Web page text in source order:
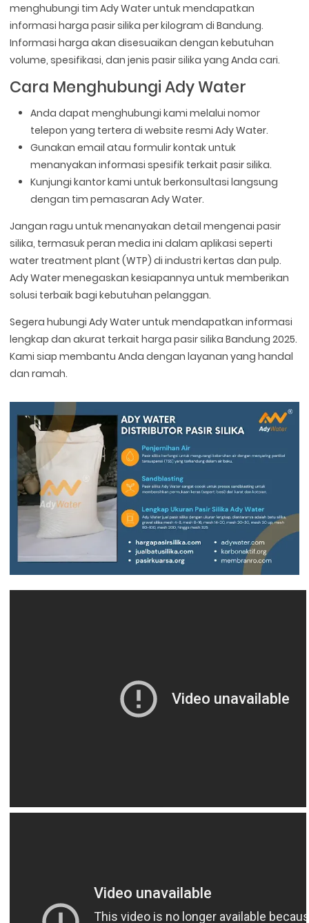
menghubungi tim Ady Water untuk mendapatkan
informasi harga pasir silika per kilogram di Bandung.
Informasi harga akan disesuaikan dengan kebutuhan
volume, spesifikasi, dan jenis pasir silika yang Anda cari.
Cara Menghubungi Ady Water
Anda dapat menghubungi kami melalui nomor
telepon yang tertera di website resmi Ady Water.
Gunakan email atau formulir kontak untuk
menanyakan informasi spesifik terkait pasir silika.
Kunjungi kantor kami untuk berkonsultasi langsung
dengan tim pemasaran Ady Water.
Jangan ragu untuk menanyakan detail mengenai pasir
silika, termasuk peran media ini dalam aplikasi seperti
water treatment plant (WTP) di industri kertas dan pulp.
Ady Water menegaskan kesiapannya untuk memberikan
solusi terbaik bagi kebutuhan pelanggan.
Segera hubungi Ady Water untuk mendapatkan informasi
lengkap dan akurat terkait harga pasir silika Bandung 2025.
Kami siap membantu Anda dengan layanan yang handal
dan ramah.